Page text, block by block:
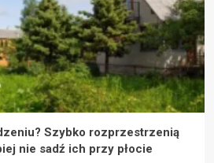
Szybko rozprzestrzenią
nie sadź ich przy płocie